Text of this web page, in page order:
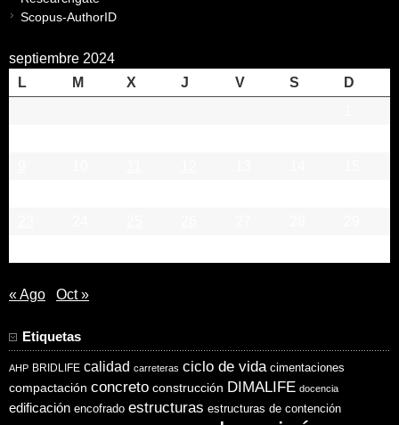
Scopus-AuthorID
septiembre 2024
L
M X J V S
D
« Ago Oct »
Etiquetas
AHP BRIDLIFE calidad carreteras ciclo de vida cimentaciones
compactación concreto construcción DIMALIFE docencia
edificación encofrado estructuras estructuras de contención